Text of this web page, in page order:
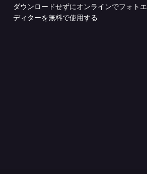
ダウンロードせずにオンラインでフォトエ
ディターを無料で使用する